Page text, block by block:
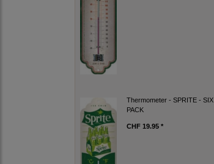
Thermometer - SPRITE - SIX
PACK
CHF 19.95 *